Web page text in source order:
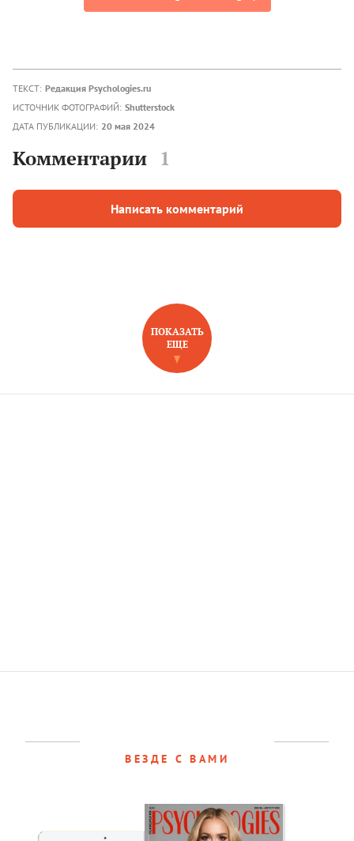
ТЕКСТ: Редакция Psychologies.ru
ИСТОЧНИК ФОТОГРАФИЙ: Shutterstock
ДАТА ПУБЛИКАЦИИ: 20 мая 2024
Комментарии 1
Написать комментарий
НОВОЕ НА САЙТЕ
ПОКАЗАТЬ
ЕЩЕ
ВЕЗДЕ С ВАМИ